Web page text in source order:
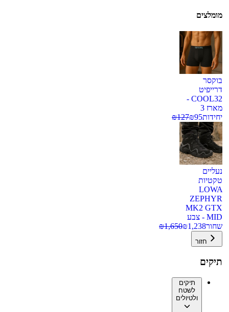
מומלצים
בוקסר
דרייפיט
COOL32 -
מארז 3
יחידות
₪95
₪127
נעליים
טקטיות
LOWA
ZEPHYR
MK2 GTX
MID - צבע
שחור
₪1,238
₪1,650
חזור
תיקים
תיקים
לשטח
ולטיולים